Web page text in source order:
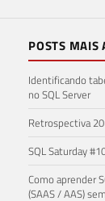
POSTS MAIS
Identificando
no SQL Server
Retrospectiva
SQL Saturday
Como aprender
(SAAS / AAS)